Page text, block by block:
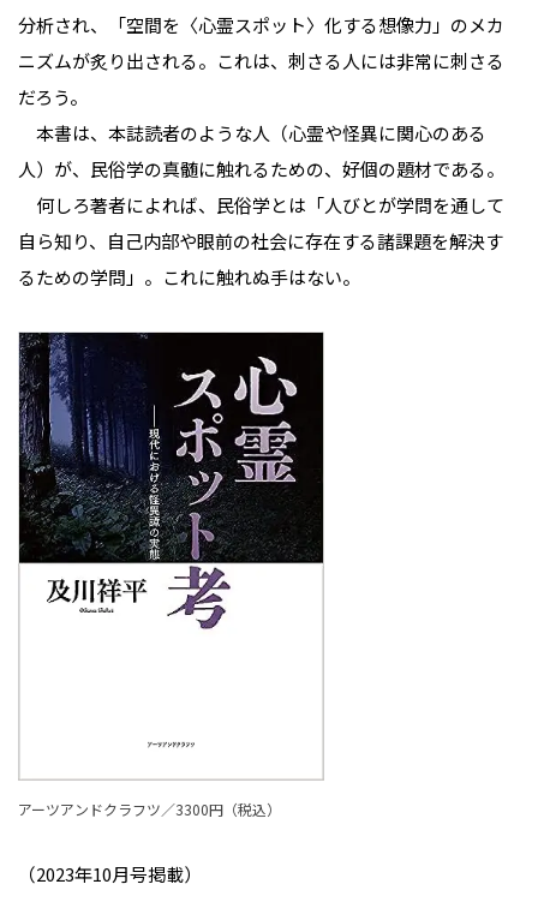
分析され、「空間を〈心霊スポット〉化する想像力」のメカ
ニズムが炙り出される。これは、刺さる人には非常に刺さる
だろう。
本書は、本誌読者のような人（心霊や怪異に関心のある
人）が、民俗学の真髄に触れるための、好個の題材である。
何しろ著者によれば、民俗学とは「人びとが学問を通して
自ら知り、自己内部や眼前の社会に存在する諸課題を解決す
るための学問」。これに触れぬ手はない。
アーツアンドクラフツ／3300円（税込）
（2023年10月号掲載）